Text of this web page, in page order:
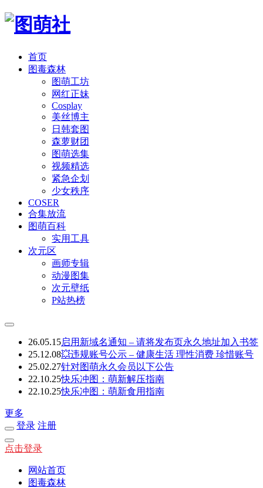
首页
图毒森林
图萌工坊
网红正妹
Cosplay
美丝博主
日韩套图
森萝财团
图萌选集
视频精选
紧急企划
少女秩序
COSER
合集放流
图萌百科
实用工具
次元区
画师专辑
动漫图集
次元壁纸
P站热榜
26.05.15启用新域名通知 – 请将发布页永久地址加入书签
25.12.08💥违规账号公示 – 健康生活 理性消费 珍惜账号
25.02.27针对图萌永久会员以下公告
22.10.25快乐冲图：萌新解压指南
22.10.25快乐冲图：萌新食用指南
更多
登录 注册
点击登录
网站首页
图毒森林